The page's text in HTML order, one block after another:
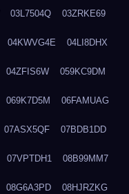
03L7504Q 03ZRKE69
04KWVG4E 04LI8DHX
04ZFIS6W 059KC9DM
069K7D5M 06FAMUAG
07ASX5QF 07BDB1DD
07VPTDH1 08B99MM7
08G6A3PD 08HJRZKG